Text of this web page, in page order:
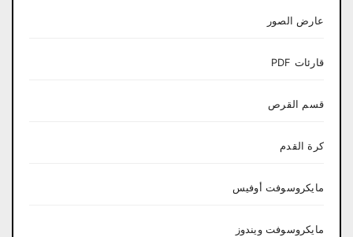
عارض الصور
قارئات PDF
قسم القرص
كرة القدم
مايكروسوفت أوفيس
مايكروسوفت ويندوز